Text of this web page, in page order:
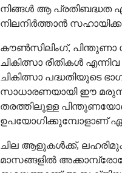
നിങ്ങൾ ആ
നിലനിർത്താൻ
കൗൺസിലിംഗ്, പിന്തുണാ
ചികിത്സാ രീതികൾ
ചികിത്സാ പദ്ധതിയുടെ
സാധാരണയായി ഈ മരുന്ന്
തരത്തിലുള്ള
ഉപയോഗിക്കുമ്പോളാണ്
ചില ആളുകൾക്ക്,
മാസങ്ങളിൽ